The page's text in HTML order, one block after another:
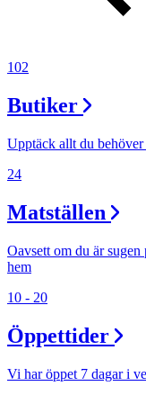
Lediga jobb
Magasin
Tryggare handel
Frågor & svar om
Parkering
102
Butiker
Upptäck allt du
24
Matställen
Oavsett om du är
hem
10 - 20
Öppettider
Vi har öppet 7 dagar i